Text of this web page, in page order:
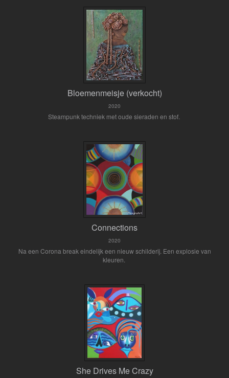
Bloemenmeisje (verkocht)
2020
Steampunk techniek met oude sieraden en stof.
Connections
2020
Na een Corona break eindelijk een nieuw schilderij. Een explosie van
kleuren.
She Drives Me Crazy